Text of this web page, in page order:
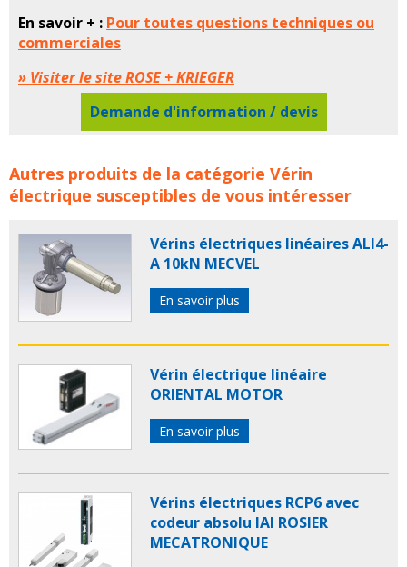
En savoir + : Pour toutes questions techniques ou
commerciales
» Visiter le site ROSE + KRIEGER
Demande d'information / devis
Vérins électriques ROSE ET KRIEGER concerne les
familles de produits :rose et krieger verin verins
Autres produits de la catégorie Vérin
électrique susceptibles de vous intéresser
Vérins électriques linéaires ALI4-
A 10kN MECVEL
En savoir plus
Vérin électrique linéaire
ORIENTAL MOTOR
En savoir plus
Vérins électriques RCP6 avec
codeur absolu IAI ROSIER
MECATRONIQUE